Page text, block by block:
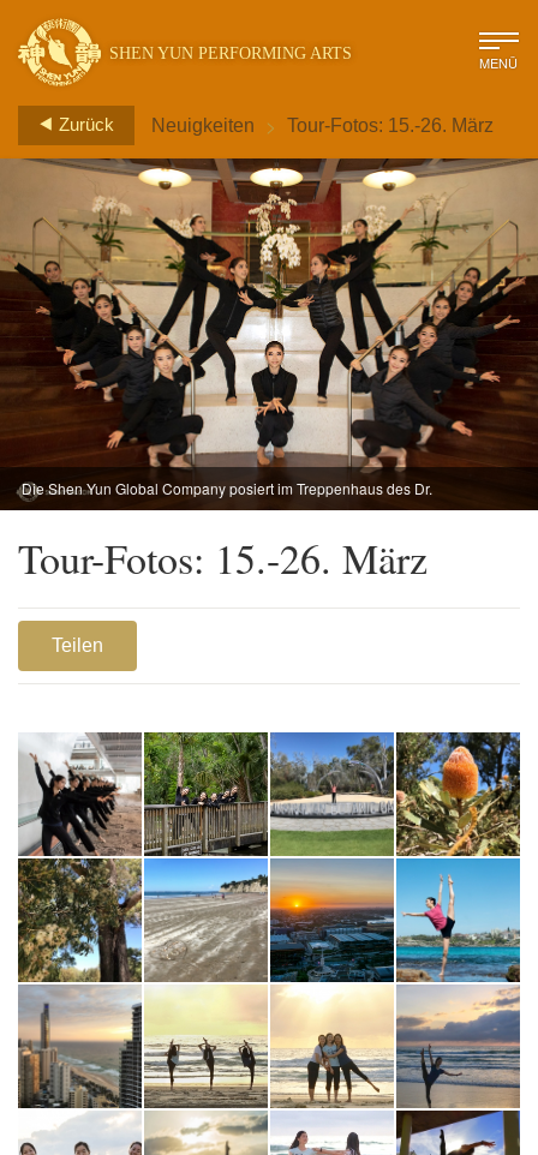
SHEN YUN PERFORMING ARTS MENÜ
Zurück Neuigkeiten > Tour-Fotos: 15.-26. März
Die Shen Yun Global Company posiert im Treppenhaus des Dr.
Phillips Center for the Performing Arts in Orlando, Florida.
Tour-Fotos: 15.-26. März
Teilen
1